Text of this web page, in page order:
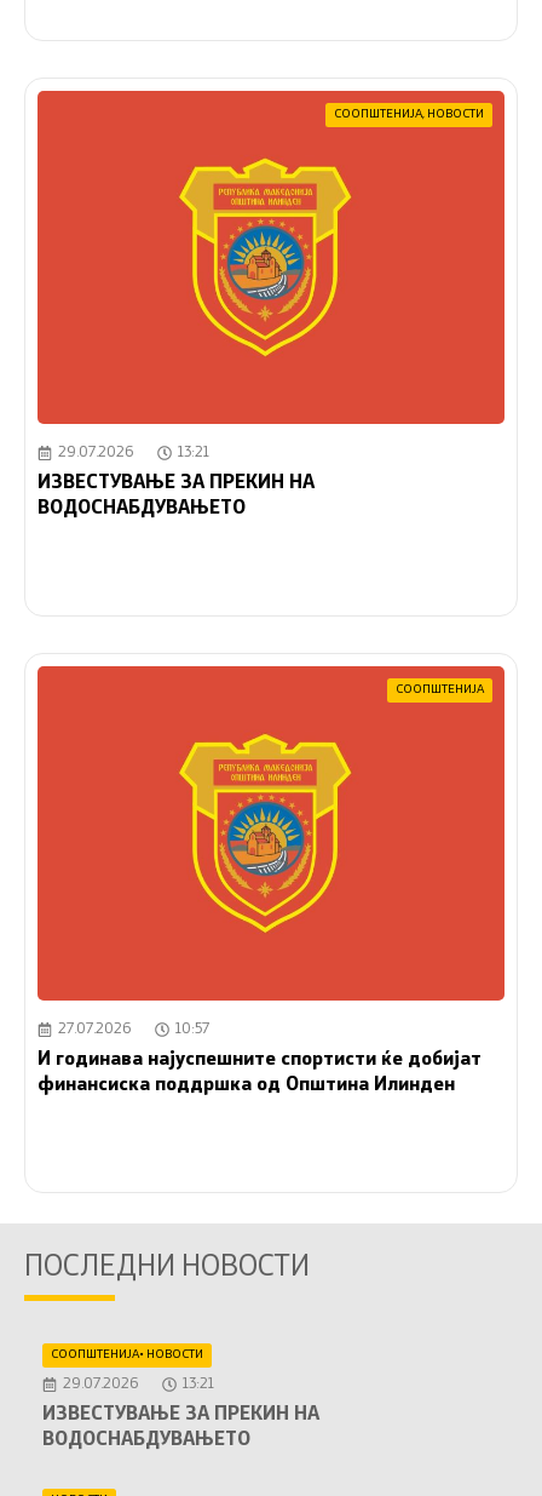
СООПШТЕНИЈА, НОВОСТИ
29.07.2026 13:21
ИЗВЕСТУВАЊЕ ЗА ПРЕКИН НА
ВОДОСНАБДУВАЊЕТО
СООПШТЕНИЈА
27.07.2026 10:57
И годинава најуспешните спортисти ќе добијат
финансиска поддршка од Општина Илинден
ПОСЛЕДНИ НОВОСТИ
СООПШТЕНИЈА• НОВОСТИ
29.07.2026 13:21
ИЗВЕСТУВАЊЕ ЗА ПРЕКИН НА
ВОДОСНАБДУВАЊЕТО